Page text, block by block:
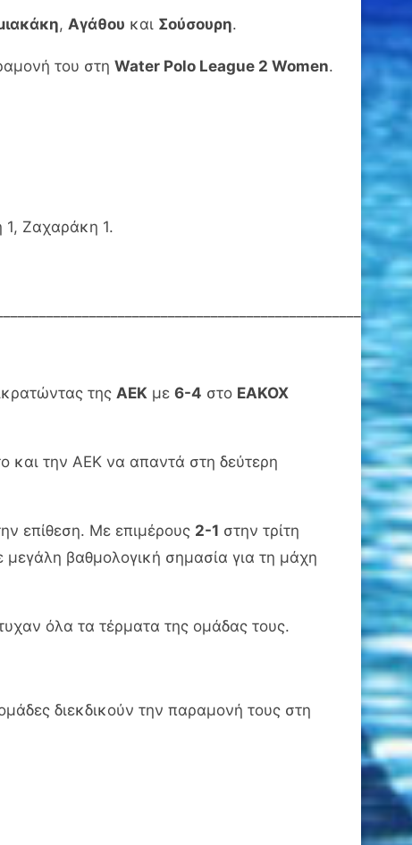
, Αγάθου και Σούσουρη.
του στη Water Polo League 2 Women.
Ζαχαράκη 1.
της ΑΕΚ με 6-4 στο ΕΑΚΟΧ
και την ΑΕΚ να απαντά στη δεύτερη
επίθεση. Με επιμέρους 2-1 στην τρίτη
μεγάλη βαθμολογική σημασία για τη μάχη
όλα τα τέρματα της ομάδας τους.
διεκδικούν την παραμονή τους στη